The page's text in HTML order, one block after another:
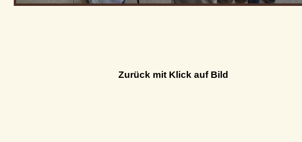
Zurück mit Klick auf Bild